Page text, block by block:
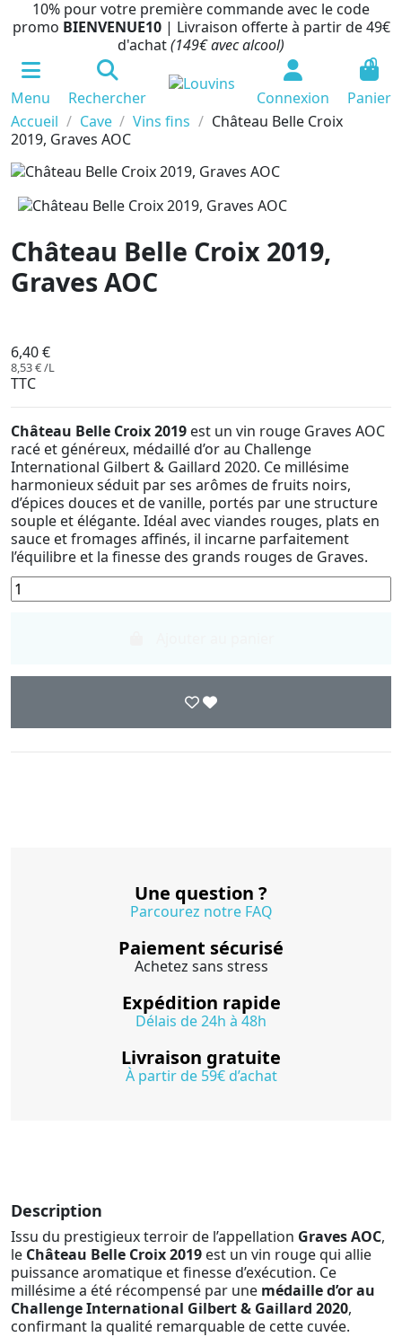
10% pour votre première commande avec le code
promo BIENVENUE10 | Livraison offerte à partir de 49€
d'achat(149€ avec alcool)
Menu Rechercher Connexion
0
Panier
Accueil
Cave Vins fins
Château Belle Croix
2019, Graves AOC
Château Belle Croix 2019,
Graves AOC
6,40 €
8,53 € /L
TTC
Château Belle Croix 2019 est un vin rouge Graves AOC
racé et généreux, médaillé d’or au Challenge
International Gilbert & Gaillard 2020. Ce millésime
harmonieux séduit par ses arômes de fruits noirs,
d’épices douces et de vanille, portés par une structure
souple et élégante. Idéal avec viandes rouges, plats en
sauce et fromages affinés, il incarne parfaitement
l’équilibre et la finesse des grands rouges de Graves.
Une question ?
Parcourez notre FAQ
Paiement sécurisé
Achetez sans stress
Expédition rapide
Délais de 24h à 48h
Livraison gratuite
À partir de 59€ d’achat
Description
Issu du prestigieux terroir de l’appellation Graves AOC,
le Château Belle Croix 2019 est un vin rouge qui allie
puissance aromatique et finesse d’exécution. Ce
millésime a été récompensé par une médaille d’or au
Challenge International Gilbert & Gaillard 2020,
confirmant la qualité remarquable de cette cuvée.